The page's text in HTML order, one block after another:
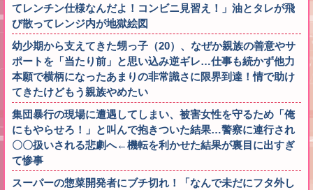
てレンチン仕様なんだよ！コンビニ見習え！」油とタレが飛
び散ってレンジ内が地獄絵図
幼少期から支えてきた甥っ子（20）、なぜか親族の善意やサ
ポートを「当たり前」と思い込み逆ギレ…仕事も続かず他力
本願で横柄になったあまりの非常識さに限界到達！情で助け
てきたけどもう親族やめたい
集団暴行の現場に遭遇してしまい、被害女性を守るため「俺
にもやらせろ！」と叫んで抱きついた結果…警察に連行され
〇〇扱いされる悲劇へ←機転を利かせた結果が裏目に出すぎ
て惨事
スーパーの惣菜開発者にブチ切れ！「なんで未だにフタ外し